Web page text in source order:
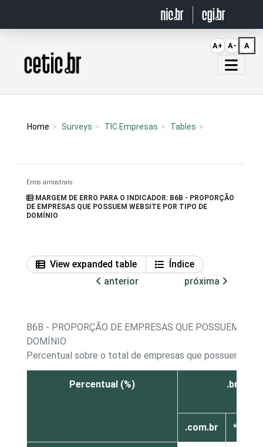
Página inicial
Home Surveys TIC Empresas Tables
Erros amostrais
MARGEM DE ERRO PARA O INDICADOR: B6B - PROPORÇÃO
DE EMPRESAS QUE POSSUEM WEBSITE POR TIPO DE
DOMÍNIO
View expanded table
Índice
anterior
próxima
B6B - PROPORÇÃO DE EMPRESAS QUE POSSUEM
DOMÍNIO
Percentual sobre o total de empresas que possuem
Percentual (%) .br
.com.br
A+ A- A